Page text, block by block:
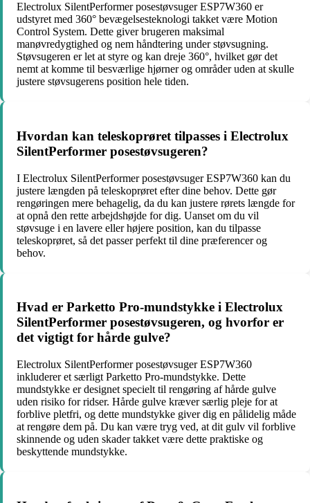
Electrolux SilentPerformer posestøvsuger ESP7W360 er
udstyret med 360° bevægelsesteknologi takket være Motion
Control System. Dette giver brugeren maksimal
manøvredygtighed og nem håndtering under støvsugning.
Støvsugeren er let at styre og kan dreje 360°, hvilket gør det
nemt at komme til besværlige hjørner og områder uden at skulle
justere støvsugerens position hele tiden.
Hvordan kan teleskoprøret tilpasses i Electrolux
SilentPerformer posestøvsugeren?
I Electrolux SilentPerformer posestøvsuger ESP7W360 kan du
justere længden på teleskoprøret efter dine behov. Dette gør
rengøringen mere behagelig, da du kan justere rørets længde for
at opnå den rette arbejdshøjde for dig. Uanset om du vil
støvsuge i en lavere eller højere position, kan du tilpasse
teleskoprøret, så det passer perfekt til dine præferencer og
behov.
Hvad er Parketto Pro-mundstykke i Electrolux
SilentPerformer posestøvsugeren, og hvorfor er
det vigtigt for hårde gulve?
Electrolux SilentPerformer posestøvsuger ESP7W360
inkluderer et særligt Parketto Pro-mundstykke. Dette
mundstykke er designet specielt til rengøring af hårde gulve
uden risiko for ridser. Hårde gulve kræver særlig pleje for at
forblive pletfri, og dette mundstykke giver dig en pålidelig måde
at rengøre dem på. Du kan være tryg ved, at dit gulv vil forblive
skinnende og uden skader takket være dette praktiske og
beskyttende mundstykke.